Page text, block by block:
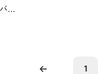
...
1